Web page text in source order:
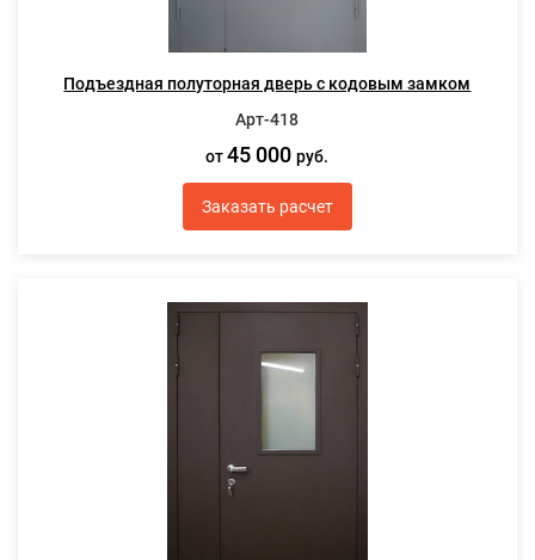
Подъездная полуторная дверь с кодовым замком
Арт-418
от45 000руб.
Заказать расчет